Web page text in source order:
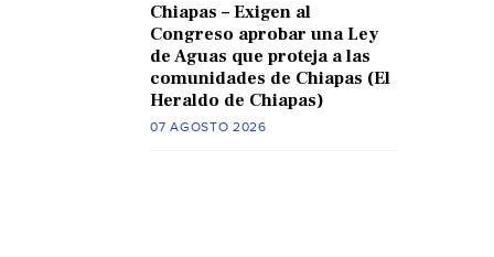
Chiapas – Exigen al
Congreso aprobar una Ley
de Aguas que proteja a las
comunidades de Chiapas (El
Heraldo de Chiapas)
07 AGOSTO 2026